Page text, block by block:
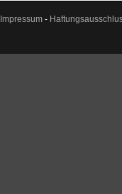
Impressum-